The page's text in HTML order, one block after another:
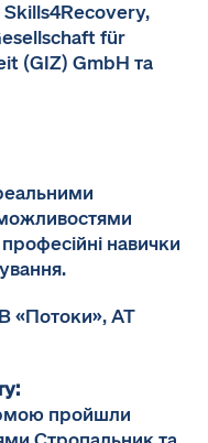
Skills4Recovery,
für
(GIZ) GmbH та
навички
«Потоки», АТ
пройшли